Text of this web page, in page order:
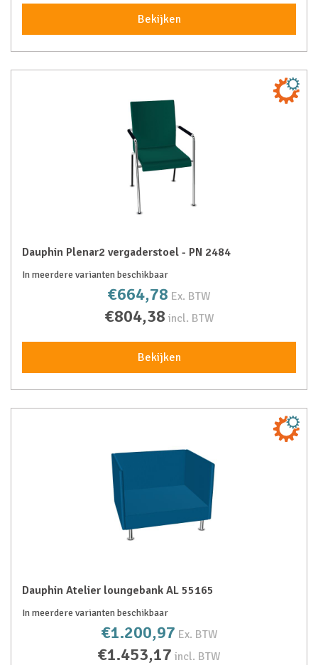
Bekijken
Dauphin Plenar2 vergaderstoel - PN 2484
In meerdere varianten beschikbaar
€664,78 Ex. BTW
€804,38 incl. BTW
Bekijken
Dauphin Atelier loungebank AL 55165
In meerdere varianten beschikbaar
€1.200,97 Ex. BTW
€1.453,17 incl. BTW